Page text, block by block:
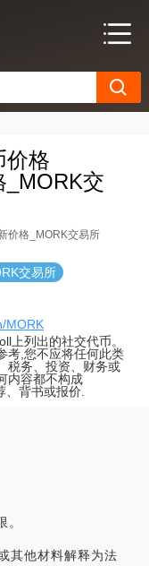
价格
_MORK交
价格_MORK交易所
交易所
MORK
上列出的社交代币。
考,您不应将任何此类
税务、投资、财务或
内容都不构成
背书或报价.
其他材料解释为法